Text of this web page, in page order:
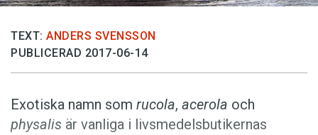
Läs Språktidningen digitalt
TEXT: ANDERS SVENSSON
PUBLICERAD 2017-06-14
Exotiska namn som rucola, acerola och
physalis är vanliga i livsmedelsbutikernas